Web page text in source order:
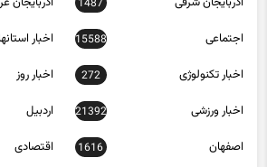
1487
اجتماعی 15588 اخبار استانها
اخبار تکنولوژی 272 اخبار روز
اخبار ورزشی 21392 اردبیل
اصفهان 1616 اقتصادی